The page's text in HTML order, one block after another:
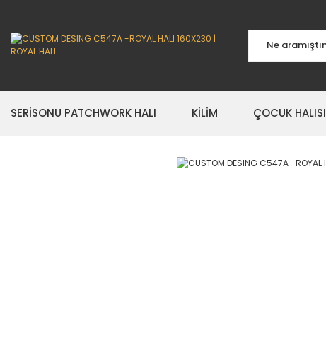
SERİSONU PATCHWORK HALI KİLİM ÇOCUK HALISI